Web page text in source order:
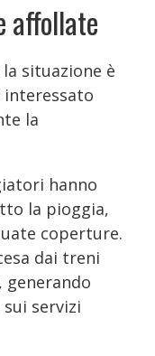
affollate
situazione è
la
hanno
la pioggia,
coperture.
dai treni
servizi